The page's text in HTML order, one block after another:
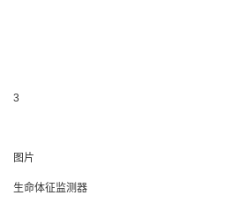
3
图片
生命体征监测器